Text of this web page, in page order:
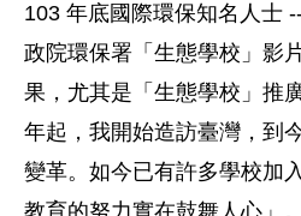
103 年底國際環保知名人士
政院環保署「生態學校」影
果，尤其是「生態學校」推
年起，我開始造訪臺灣，到
變革。如今已有許多學校加
教育的努力實在鼓舞人心」